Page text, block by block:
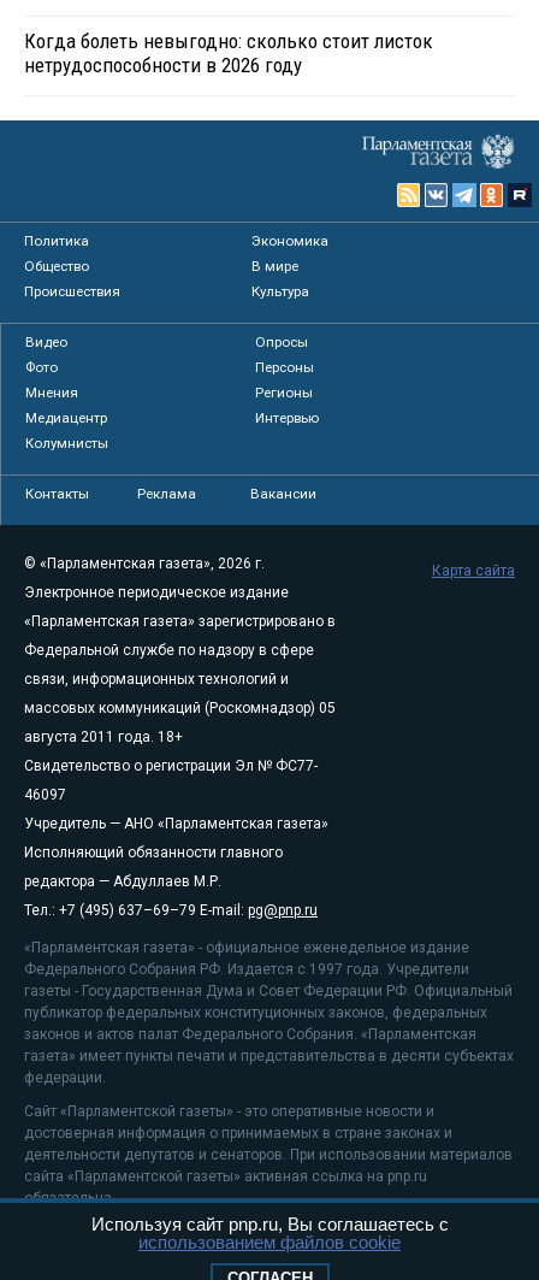
Когда болеть невыгодно: сколько стоит листок
нетрудоспособности в 2026 году
Политика
Экономика
Общество
В мире
Происшествия
Культура
Видео
Опросы
Фото
Персоны
Мнения
Регионы
Медиацентр
Интервью
Колумнисты
Контакты Реклама Вакансии
© «Парламентская газета», 2026 г.
Электронное периодическое издание
«Парламентская газета» зарегистрировано в
Федеральной службе по надзору в сфере
связи, информационных технологий и
массовых коммуникаций (Роскомнадзор) 05
августа 2011 года. 18+
Свидетельство о регистрации Эл № ФС77-
46097
Учредитель — АНО «Парламентская газета»
Исполняющий обязанности главного
редактора — Абдуллаев М.Р.
Тел.: +7 (495) 637–69–79 E-mail: pg@pnp.ru
«Парламентская газета» - официальное еженедельное издание
Федерального Собрания РФ. Издается с 1997 года. Учредители
газеты - Государственная Дума и Совет Федерации РФ. Официальный
публикатор федеральных конституционных законов, федеральных
законов и актов палат Федерального Собрания. «Парламентская
газета» имеет пункты печати и представительства в десяти субъектах
федерации.
Сайт «Парламентской газеты» - это оперативные новости и
достоверная информация о принимаемых в стране законах и
деятельности депутатов и сенаторов. При использовании материалов
сайта «Парламентской газеты» активная ссылка на pnp.ru
обязательна.
На информационном ресурсе применяютсярекомендательные
Положение о защите персональных данных
Карта сайта
Используя сайт pnp.ru, Вы соглашаетесь с
использованием файлов cookie